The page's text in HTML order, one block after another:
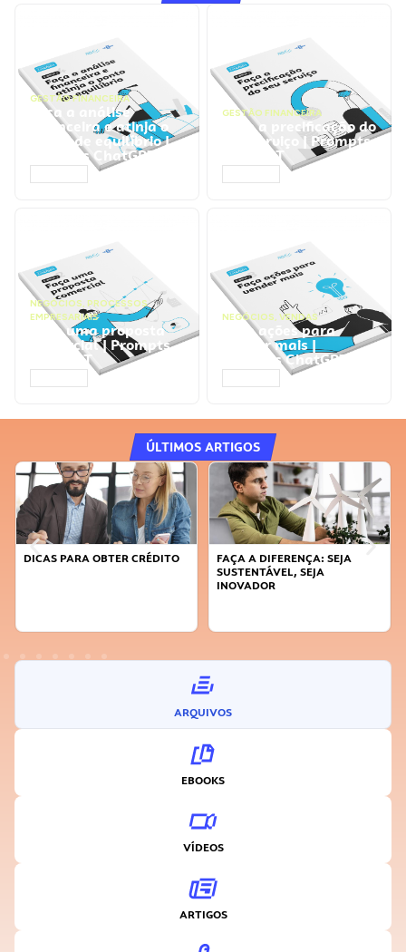
GESTÃO FINANCEIRA
Faça a análise
financeira e atinja o
ponto de equilíbrio |
Prompts ChatGPT
GESTÃO FINANCEIRA
Faça a precificação do
seu serviço | Prompts
ChatGPT
NEGÓCIOS, PROCESSOS
EMPRESARIAIS
Faça uma proposta
comercial | Prompts
ChatGPT
NEGÓCIOS, VENDAS
Faça ações para
vender mais |
Prompts ChatGPT
ÚLTIMOS ARTIGOS
DICAS PARA OBTER CRÉDITO
FAÇA A DIFERENÇA: SEJA
SUSTENTÁVEL, SEJA
INOVADOR
ARQUIVOS
EBOOKS
VÍDEOS
ARTIGOS